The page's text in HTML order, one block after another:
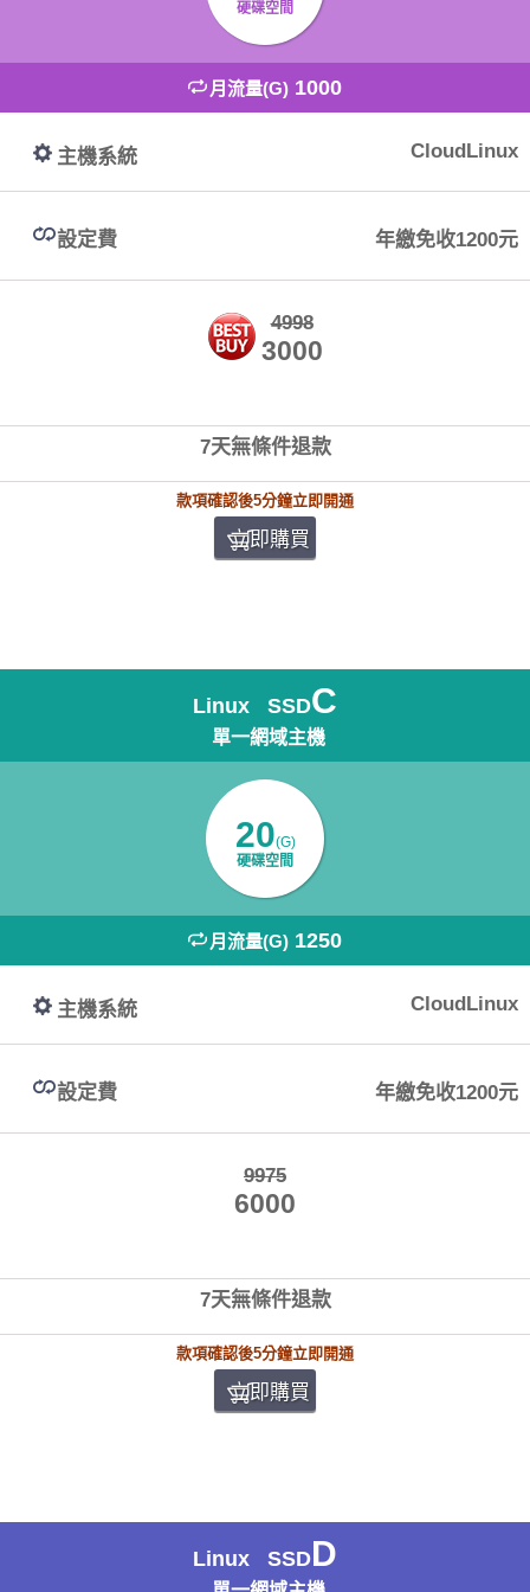
硬碟空間
月流量(G) 1000
主機系統 CloudLinux
設定費 年繳免收1200元
4998
3000
7天無條件退款
款項確認後5分鐘立即開通
立即購買
Linux SSDC
單一網域主機
20(G)
硬碟空間
月流量(G) 1250
主機系統 CloudLinux
設定費 年繳免收1200元
9975
6000
7天無條件退款
款項確認後5分鐘立即開通
立即購買
Linux SSDD